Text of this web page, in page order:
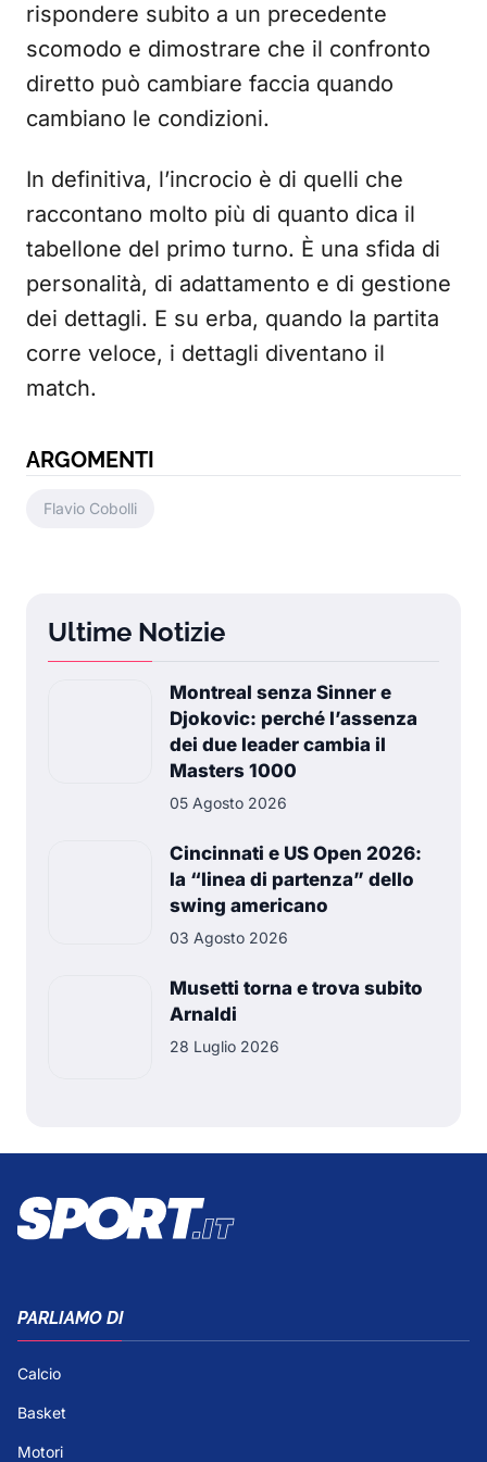
rispondere subito a un precedente
scomodo e dimostrare che il confronto
diretto può cambiare faccia quando
cambiano le condizioni.
In definitiva, l’incrocio è di quelli che
raccontano molto più di quanto dica il
tabellone del primo turno. È una sfida di
personalità, di adattamento e di gestione
dei dettagli. E su erba, quando la partita
corre veloce, i dettagli diventano il
match.
ARGOMENTI
Flavio Cobolli
Ultime Notizie
Montreal senza Sinner e
Djokovic: perché l’assenza
dei due leader cambia il
Masters 1000
05 Agosto 2026
Cincinnati e US Open 2026:
la “linea di partenza” dello
swing americano
03 Agosto 2026
Musetti torna e trova subito
Arnaldi
28 Luglio 2026
PARLIAMO DI
Calcio
Basket
Motori